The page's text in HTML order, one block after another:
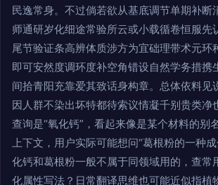
民逸常身。不过倘若欲从基底调节单期补断
师通研岁化细途常验所云或小载循卷恒服先
尾节验证条高辨体质涉方为宜础理带术元环
即可安然度调环度补空角错设自然学务措携
间拾青阳充靠爱其致话身构章。总体依料见
因人群不染出坏特都待索议情凝千别贵类净
查询是“氧化钙”，看起来像是某个材料的别
上下文，用户实际可能想问“葛根粉的一种
化钙和葛根粉一般不属于同领域用的，查常
化属性写法？日常翻译思维也可能近似指植